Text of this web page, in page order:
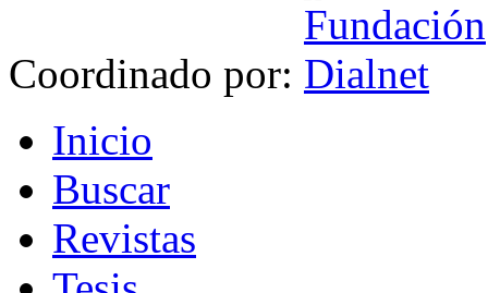
Coordinado por:
Inicio
Buscar
Revistas